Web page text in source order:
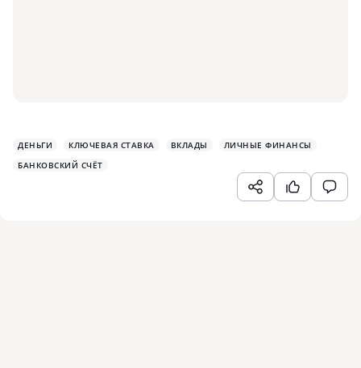
ДЕНЬГИ КЛЮЧЕВАЯ СТАВКА ВКЛАДЫ
ЛИЧНЫЕ ФИНАНСЫ
БАНКОВСКИЙ СЧЁТ